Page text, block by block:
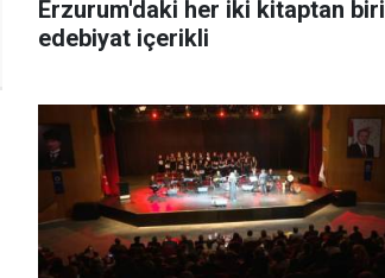
Erzurum'daki her iki kitaptan biri
edebiyat içerikli